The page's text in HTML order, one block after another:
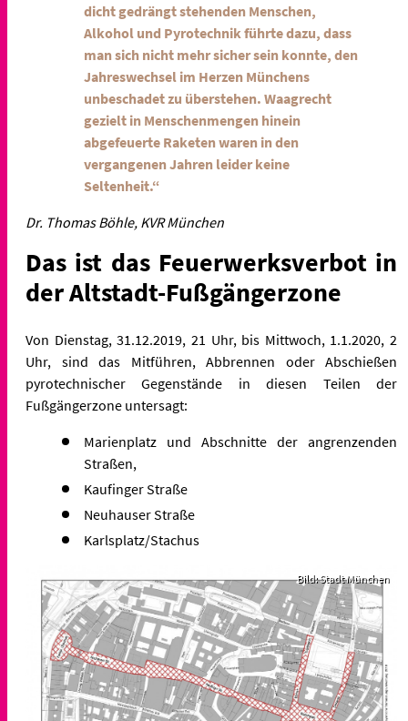
dicht gedrängt stehenden Menschen,
Alkohol und Pyrotechnik führte dazu, dass
man sich nicht mehr sicher sein konnte, den
Jahreswechsel im Herzen Münchens
unbeschadet zu überstehen. Waagrecht
gezielt in Menschenmengen hinein
abgefeuerte Raketen waren in den
vergangenen Jahren leider keine
Seltenheit.“
Dr. Thomas Böhle, KVR München
Das ist das Feuerwerksverbot in
der Altstadt-Fußgängerzone
Von Dienstag, 31.12.2019, 21 Uhr, bis Mittwoch, 1.1.2020, 2
Uhr, sind das Mitführen, Abbrennen oder Abschießen
pyrotechnischer Gegenstände in diesen Teilen der
Fußgängerzone untersagt:
Marienplatz und Abschnitte der angrenzenden
Straßen,
Kaufinger Straße
Neuhauser Straße
Karlsplatz/Stachus
Bild: Stadt München